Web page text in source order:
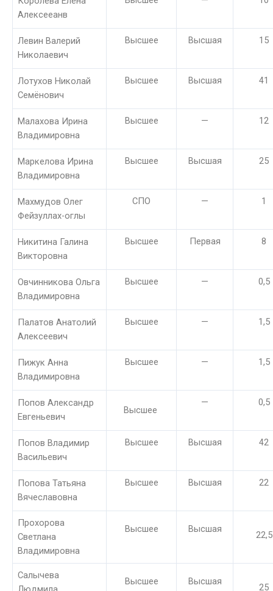
Алексееанв
Левин Валерий
Николаевич
Высшее Высшая 15
Лотухов Николай
Семёнович
Высшее Высшая 41
Малахова Ирина
Владимировна
Высшее — 12
Маркелова Ирина
Владимировна
Высшее Высшая 25
Махмудов Олег
Фейзуллах-оглы
СПО — 1
Никитина Галина
Викторовна
Высшее Первая 8
Овчинникова Ольга
Владимировна
Высшее — 0,5
Палатов Анатолий
Алексеевич
Высшее — 1,5
Пижук Анна
Владимировна
Высшее — 1,5
Попов Александр
Евгеньевич
Высшее
— 0,5
Попов Владимир
Васильевич
Высшее Высшая 42
Попова Татьяна
Вячеславовна
Высшее Высшая 22
Прохорова
Светлана
Владимировна
Высшее Высшая
22,5
Салычева
Высшее Высшая
25